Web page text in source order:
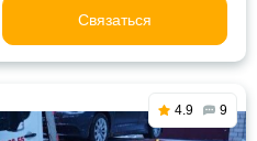
Связаться
4.9 9